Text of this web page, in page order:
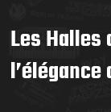
Les Halles